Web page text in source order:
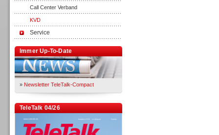
Call Center Verband
KVD
Service
Immer Up-To-Date
» Newsletter TeleTalk-Compact
TeleTalk 04/26